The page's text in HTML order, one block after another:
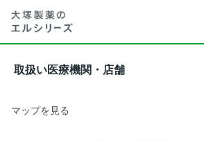
取扱い医療機関・店舗
マップを見る